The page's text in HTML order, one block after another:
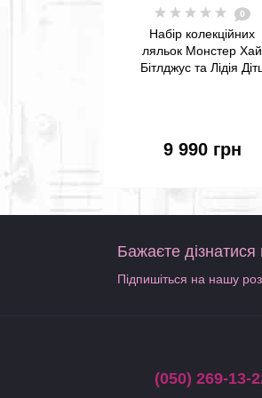
0
Набір колекційних
ляльок Монстер Хай
Бітлджус та Лідія
9 990 грн
Бажаєте
Підпишіться на нашу
(050) 269-13-